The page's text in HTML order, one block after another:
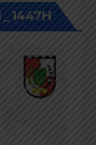
_ 1447H